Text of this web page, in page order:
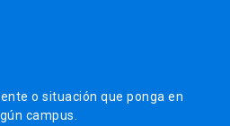
o situación que ponga en
campus.